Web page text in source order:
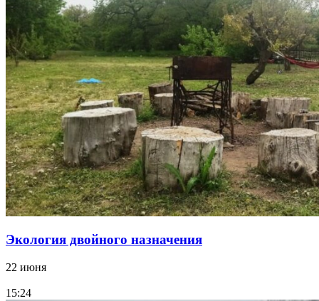
Экология двойного назначения
22 июня
15:24